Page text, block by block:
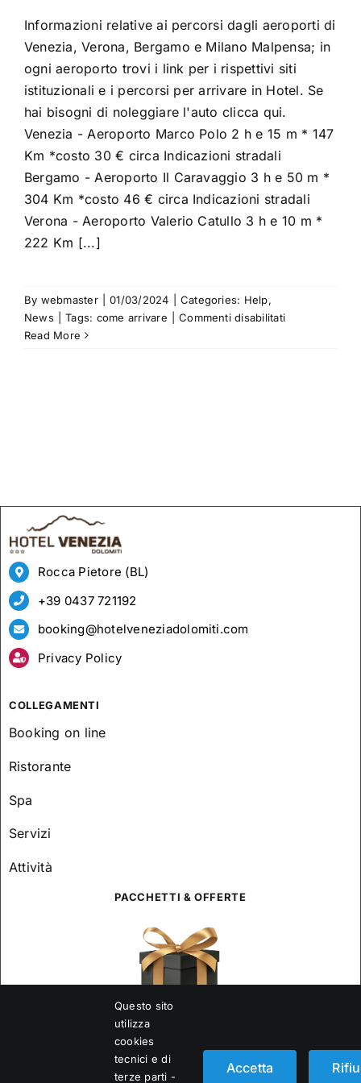
Informazioni relative ai percorsi dagli aeroporti di
Venezia, Verona, Bergamo e Milano Malpensa; in
ogni aeroporto trovi i link per i rispettivi siti
istituzionali e i percorsi per arrivare in Hotel. Se
hai bisogni di noleggiare l'auto clicca qui.
Venezia - Aeroporto Marco Polo 2 h e 15 m * 147
Km *costo 30 € circa Indicazioni stradali
Bergamo - Aeroporto Il Caravaggio 3 h e 50 m *
304 Km *costo 46 € circa Indicazioni stradali
Verona - Aeroporto Valerio Catullo 3 h e 10 m *
222 Km [...]
By webmaster 01/03/2024 Categories: Help,
News
Tags: come arrivare Commenti disabilitatisu
Read More
Rocca Pietore (BL)
+39 0437 721192
booking@hotelveneziadolomiti.com
Privacy Policy
COLLEGAMENTI
Booking on line
Ristorante
Spa
Servizi
Attività
PACCHETTI & OFFERTE
OTTIENI IL VOUCHER SCONTO 10%
Questo sito
utilizza
cookies
tecnici e di
terze parti -
Accetta